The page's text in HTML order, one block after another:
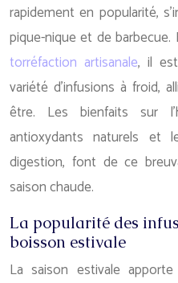
rapidement en popularité,
pique-nique et de barbecue.
torréfaction artisanale, il
variété d’infusions à froid,
être. Les bienfaits sur
antioxydants naturels et
digestion, font de ce
saison chaude.
La popularité des
boisson estivale
La saison estivale